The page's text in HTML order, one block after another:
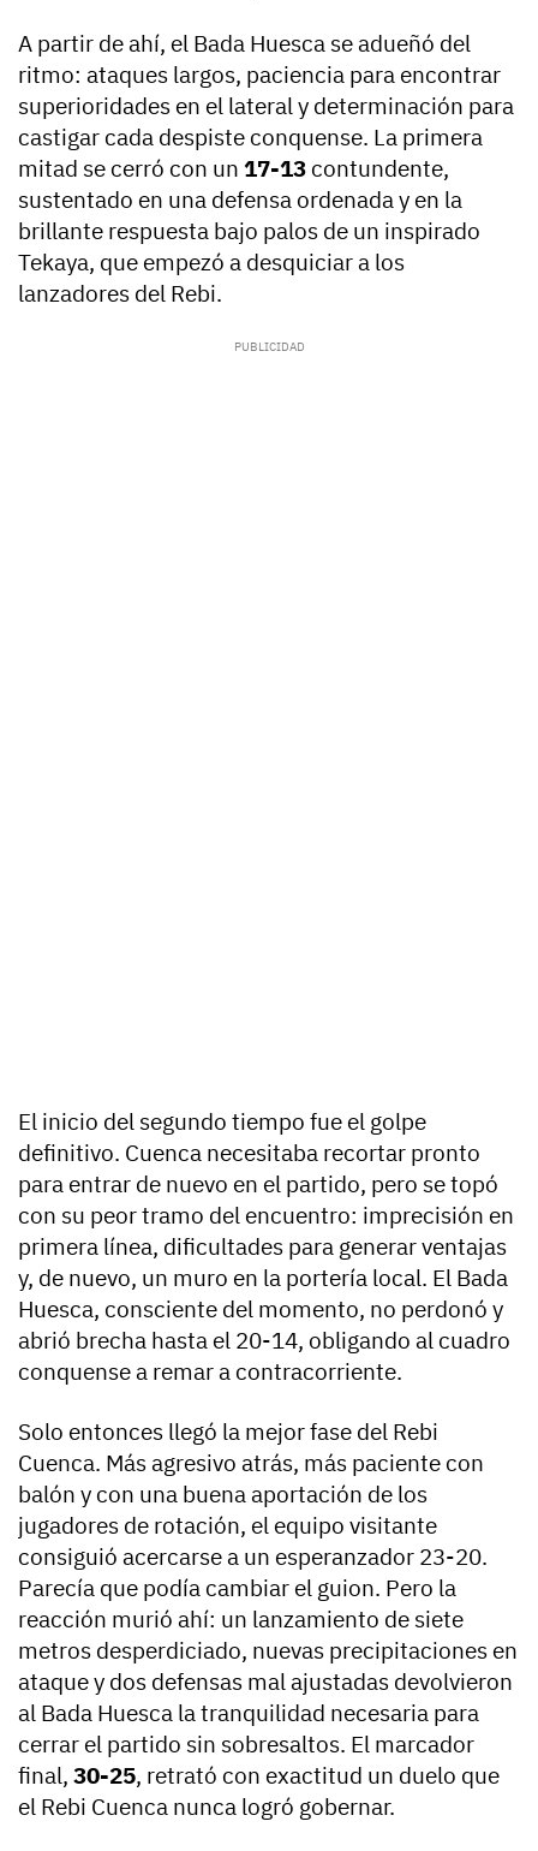
A partir de ahí, el Bada Huesca se adueñó del
ritmo: ataques largos, paciencia para encontrar
superioridades en el lateral y determinación para
castigar cada despiste conquense. La primera
mitad se cerró con un 17-13 contundente,
sustentado en una defensa ordenada y en la
brillante respuesta bajo palos de un inspirado
Tekaya, que empezó a desquiciar a los
lanzadores del Rebi.
El inicio del segundo tiempo fue el golpe
definitivo. Cuenca necesitaba recortar pronto
para entrar de nuevo en el partido, pero se topó
con su peor tramo del encuentro: imprecisión en
primera línea, dificultades para generar ventajas
y, de nuevo, un muro en la portería local. El Bada
Huesca, consciente del momento, no perdonó y
abrió brecha hasta el 20-14, obligando al cuadro
conquense a remar a contracorriente.
Solo entonces llegó la mejor fase del Rebi
Cuenca. Más agresivo atrás, más paciente con
balón y con una buena aportación de los
jugadores de rotación, el equipo visitante
consiguió acercarse a un esperanzador 23-20.
Parecía que podía cambiar el guion. Pero la
reacción murió ahí: un lanzamiento de siete
metros desperdiciado, nuevas precipitaciones en
ataque y dos defensas mal ajustadas devolvieron
al Bada Huesca la tranquilidad necesaria para
cerrar el partido sin sobresaltos. El marcador
final, 30-25, retrató con exactitud un duelo que
el Rebi Cuenca nunca logró gobernar.